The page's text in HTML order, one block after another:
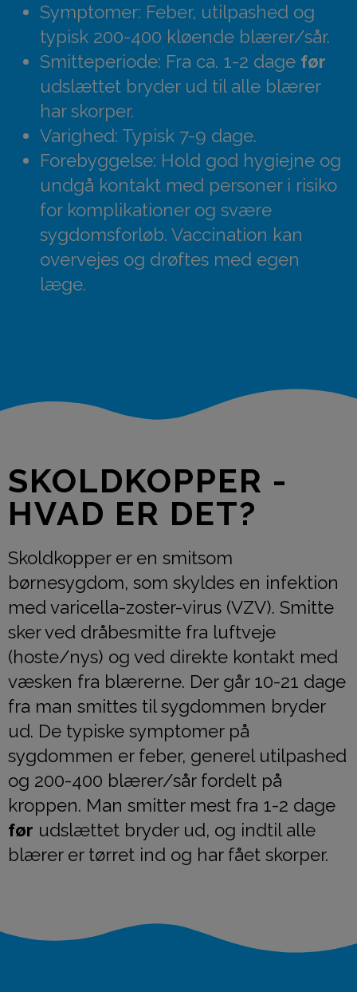
Symptomer: Feber, utilpashed og
typisk 200-400 kløende blærer/sår.
Smitteperiode: Fra ca. 1-2 dage før
udslættet bryder ud til alle blærer
har skorper.
Varighed: Typisk 7-9 dage.
Forebyggelse: Hold god hygiejne og
undgå kontakt med personer i risiko
for komplikationer og svære
sygdomsforløb. Vaccination kan
overvejes og drøftes med egen
læge.
SKOLDKOPPER -
HVAD ER DET?
Skoldkopper er en smitsom
børnesygdom, som skyldes en infektion
med varicella-zoster-virus (VZV). Smitte
sker ved dråbesmitte fra luftveje
(hoste/nys) og ved direkte kontakt med
væsken fra blærerne. Der går 10-21 dage
fra man smittes til sygdommen bryder
ud. De typiske symptomer på
sygdommen er feber, generel utilpashed
og 200-400 blærer/sår fordelt på
kroppen. Man smitter mest fra 1-2 dage
før udslættet bryder ud, og indtil alle
blærer er tørret ind og har fået skorper.